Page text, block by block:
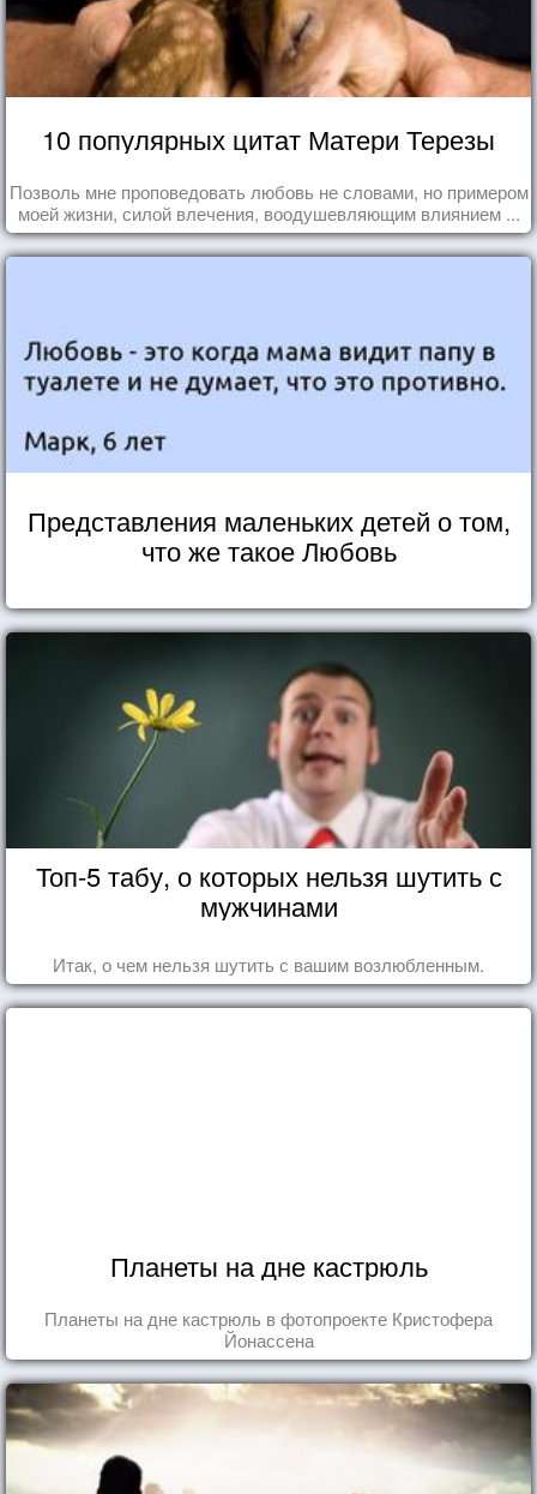
10 популярных цитат Матери Терезы
Позволь мне проповедовать любовь не словами, но примером
моей жизни, силой влечения, воодушевляющим влиянием ...
Представления маленьких детей о том,
что же такое Любовь
Топ-5 табу, о которых нельзя шутить с
мужчинами
Итак, о чем нельзя шутить с вашим возлюбленным.
Планеты на дне кастрюль
Планеты на дне кастрюль в фотопроекте Кристофера
Йонассена